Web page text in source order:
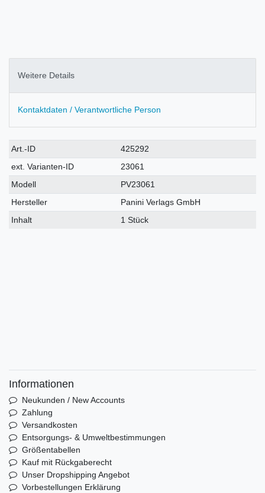
Weitere Details
Kontaktdaten / Verantwortliche Person
Technisches
Merkmal
Wert
Art.-ID
425292
ext. Varianten-ID
23061
Modell
PV23061
Hersteller
Panini Verlags GmbH
Inhalt
1 Stück
Informationen
Neukunden / New Accounts
Zahlung
Versandkosten
Entsorgungs- & Umweltbestimmungen
Größentabellen
Kauf mit Rückgaberecht
Unser Dropshipping Angebot
Vorbestellungen Erklärung